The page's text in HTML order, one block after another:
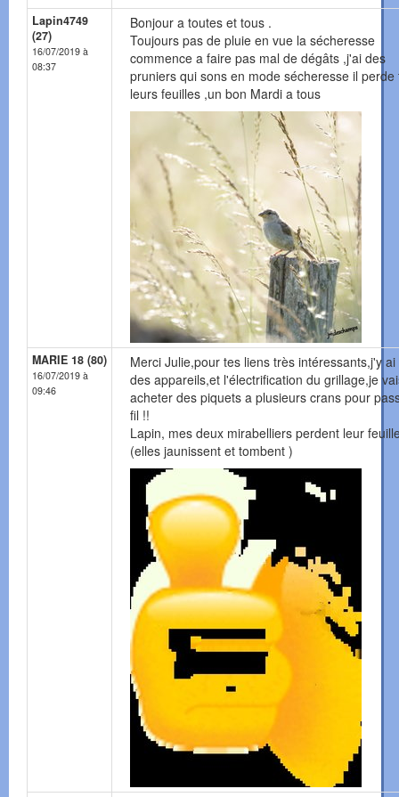
Lapin4749
(27)
16/07/2019 à
08:37
Bonjour a toutes et tous .
Toujours pas de pluie en vue la sécheresse
commence a faire pas mal de dégâts ,j'ai des
pruniers qui sons en mode sécheresse il perde
leurs feuilles ,un bon Mardi a tous
MARIE 18 (80)
16/07/2019 à
09:46
Merci Julie,pour tes liens très intéressants,j'y ai
des appareils,et l'électrification du grillage,je
acheter des piquets a plusieurs crans pour
fil !!
Lapin, mes deux mirabelliers perdent leur
(elles jaunissent et tombent )